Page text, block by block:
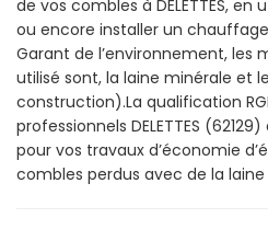
de vos combles à DELETTES,
ou encore installer un
Garant de l’environnement, les
utilisé sont, la laine minérale et
construction).La qualification
professionnels DELETTES
pour vos travaux d’économie
combles perdus avec de la